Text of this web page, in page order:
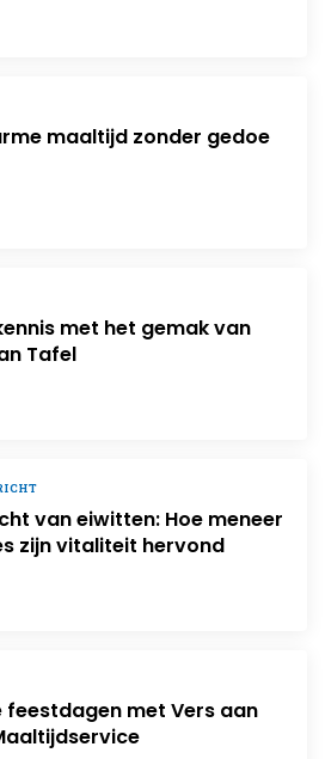
maaltijd zonder gedoe
met het gemak van
Tafel
van eiwitten: Hoe meneer
zijn vitaliteit hervond
feestdagen met Vers aan